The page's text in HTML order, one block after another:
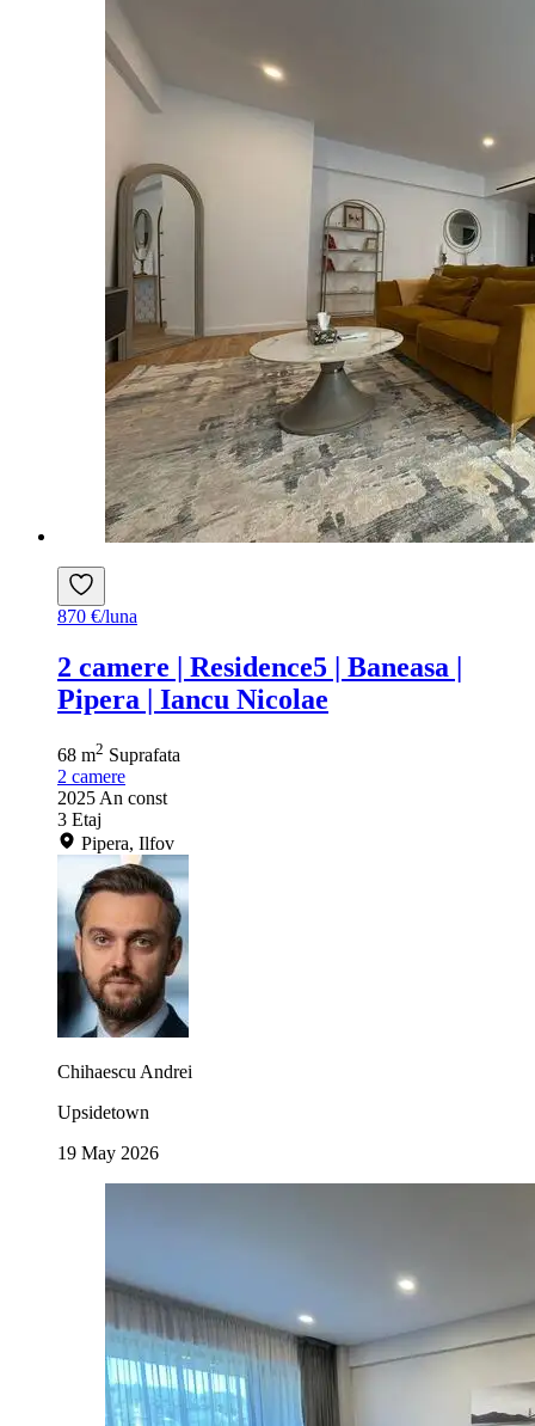
870 €/luna
2 camere | Residence5 | Baneasa |
Pipera | Iancu Nicolae
68 m2 Suprafata
2 camere
2025 An const
3 Etaj
Pipera, Ilfov
Chihaescu Andrei
Upsidetown
19 May 2026